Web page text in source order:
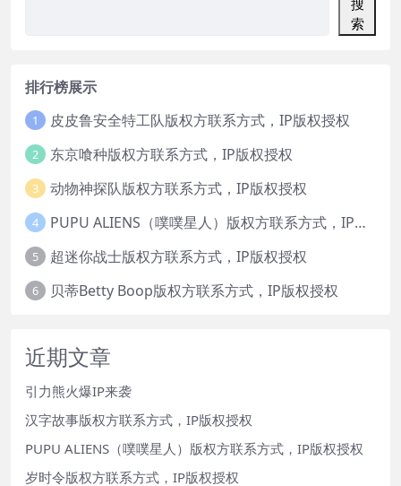
搜
索
排行榜展示
1 皮皮鲁安全特工队版权方联系方式，IP版权授权
2 东京喰种版权方联系方式，IP版权授权
3 动物神探队版权方联系方式，IP版权授权
4 PUPU ALIENS（噗噗星人）版权方联系方式，IP版权授权
5 超迷你战士版权方联系方式，IP版权授权
6 贝蒂Betty Boop版权方联系方式，IP版权授权
近期文章
引力熊火爆IP来袭
汉字故事版权方联系方式，IP版权授权
PUPU ALIENS（噗噗星人）版权方联系方式，IP版权授权
岁时令版权方联系方式，IP版权授权